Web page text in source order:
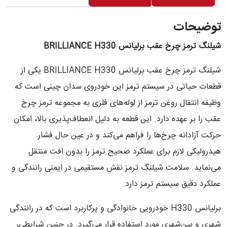
توضیحات
شیلنگ ترمز چرخ عقب برلیانس BRILLIANCE H330
شیلنگ ترمز چرخ عقب برلیانس BRILLIANCE H330 یکی از
قطعات حیاتی در سیستم ترمز این خودروی سدان چینی است که
وظیفه انتقال روغن ترمز از لوله‌های فلزی به مجموعه ترمز چرخ
عقب را بر عهده دارد. این قطعه به دلیل انعطاف‌پذیری بالا، امکان
حرکت آزادانه چرخ‌ها را فراهم می‌کند و در عین حال فشار
هیدرولیکی لازم برای عملکرد صحیح ترمز را بدون افت منتقل
می‌نماید. سلامت شیلنگ ترمز نقش مستقیمی در ایمنی رانندگی و
عملکرد دقیق سیستم ترمز دارد.
برلیانس H330 خودرویی خانوادگی و پرکاربرد است که در رانندگی